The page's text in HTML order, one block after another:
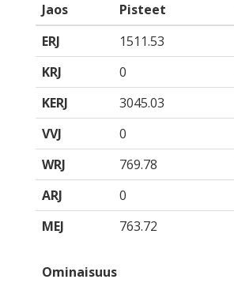
Jaos Pisteet
ERJ
1511.53
KRJ
0
KERJ
3045.03
VVJ
0
WRJ
769.78
ARJ
0
MEJ
763.72
Ominaisuus